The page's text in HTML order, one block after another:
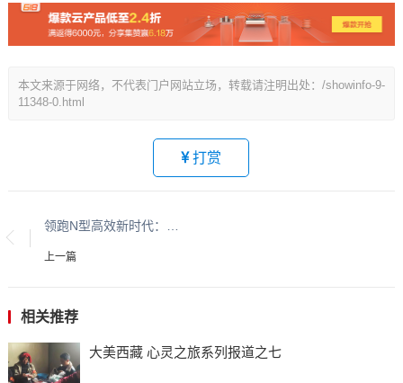
本文来源于网络，不代表门户网站立场，转载请注明出处：/showinfo-9-
11348-0.html
打赏
上一篇
相关推荐
大美西藏 心灵之旅系列报道之七